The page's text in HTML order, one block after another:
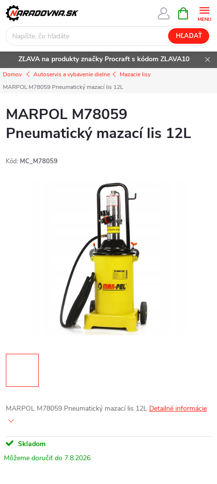
Prejsť
na
obsah
HĽADAŤ
KOŠÍK
ZĽAVA na produkty značky Procraft s kódom ZLAVA10
Domov Autoservis a vybavenie dielne
Mazacie lisy
MARPOL M78059 Pneumatický mazací lis 12L
MARPOL M78059
Pneumatický mazací lis 12L
Kód: MC_M78059
MARPOL M78059 Pneumatický mazací lis 12L Detailné informácie
Skladom
7.8.2026